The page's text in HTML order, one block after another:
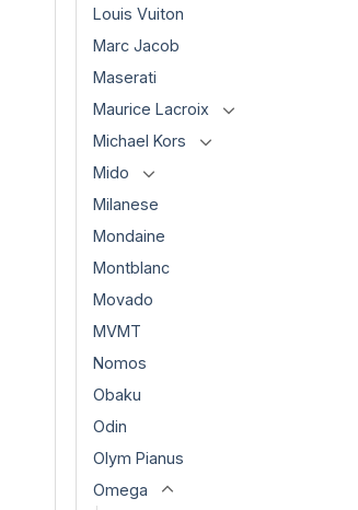
Louis Vuiton
Marc Jacob
Maserati
Maurice Lacroix
Michael Kors
Mido
Milanese
Mondaine
Montblanc
Movado
MVMT
Nomos
Obaku
Odin
Olym Pianus
Omega